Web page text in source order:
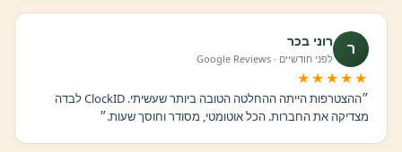
ר רוני בכר
לפני חודשיים · Google Reviews
★★★★★
״ההצטרפות הייתה ההחלטה הטובה ביותר שעשיתי. ClockID לבדה
מצדיקה את החברות. הכל אוטומטי, מסודר וחוסך שעות.״